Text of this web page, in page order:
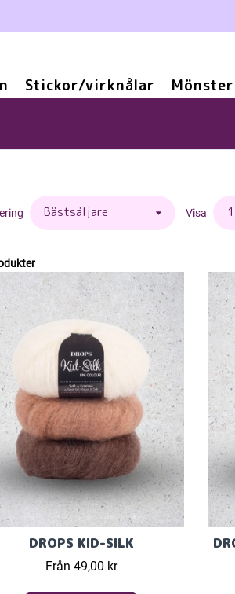
Stickor/virknålar Mönster
Visa
DROPS KID-SILK
Från 49,00 kr